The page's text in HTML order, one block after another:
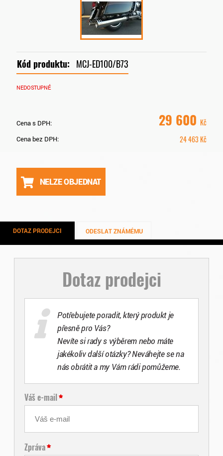
Kód produktu: MCJ-ED100/B73
NEDOSTUPNÉ
Cena s DPH: 29 600 Kč
Cena bez DPH: 24 463Kč
NELZE OBJEDNAT
DOTAZ PRODEJCI ODESLAT ZNÁMÉMU
Dotaz prodejci
Potřebujete poradit, který produkt je
přesně pro Vás?
Nevíte si rady s výběrem nebo máte
jakékoliv další otázky? Neváhejte se na
nás obrátit a my Vám rádi pomůžeme.
Váš e-mail
Zpráva